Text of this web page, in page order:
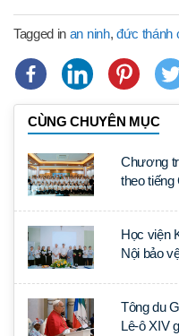
Tagged in an ninh, đức thánh
CÙNG CHUYÊN MỤC
Chương
theo tiếng
Học viện
Nội bảo
Tông du
Lê-ô XIV